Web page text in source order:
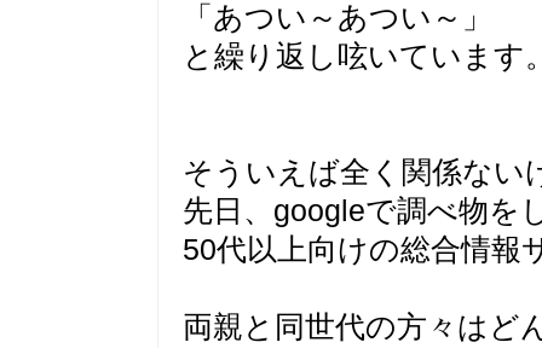
「あつい～あつい～」
と繰り返し呟いています
そういえば全く関係ない
先日、googleで調べ物を
50代以上向けの総合情報
両親と同世代の方々はど